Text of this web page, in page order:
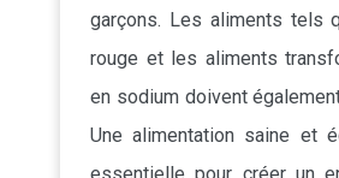
garçons. Les aliments tels
rouge et les aliments
en sodium doivent
Une alimentation saine et